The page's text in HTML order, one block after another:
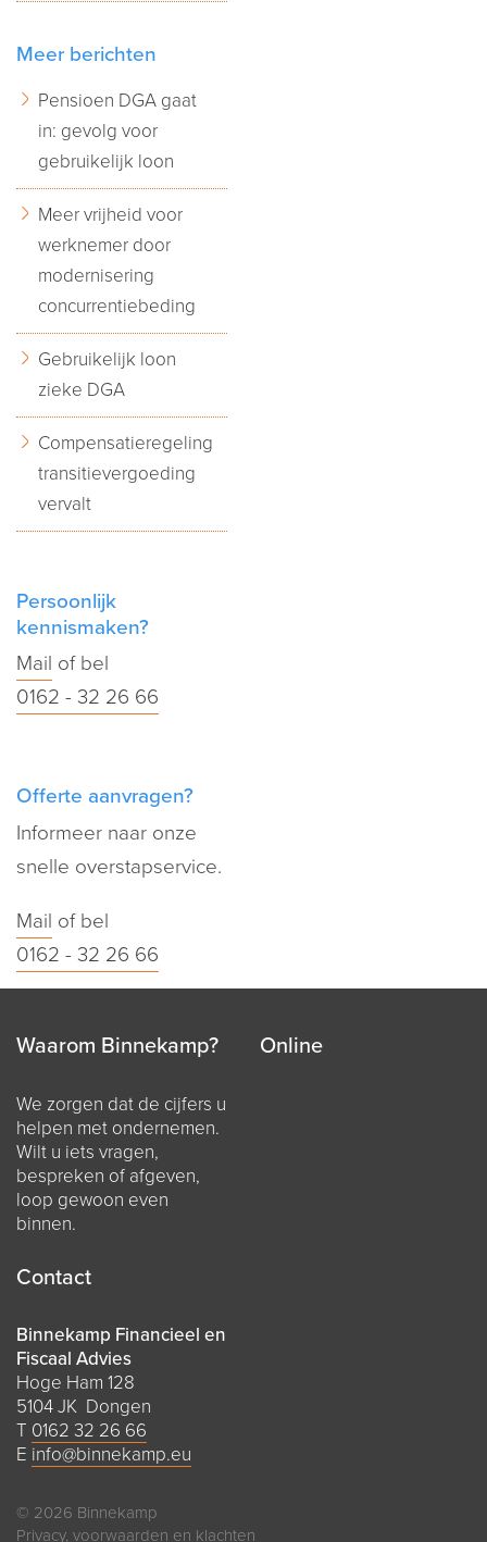
Meer berichten
Pensioen DGA gaat
in: gevolg voor
gebruikelijk loon
Meer vrijheid voor
werknemer door
modernisering
concurrentiebeding
Gebruikelijk loon
zieke DGA
Compensatieregeling
transitievergoeding
vervalt
Persoonlijk
kennismaken?
Mail of bel
0162 - 32 26 66
Offerte aanvragen?
Informeer naar onze
snelle overstapservice.
Mail of bel
0162 - 32 26 66
Waarom Binnekamp?
We zorgen dat de cijfers u
helpen met ondernemen.
Wilt u iets vragen,
bespreken of afgeven,
loop gewoon even
binnen.
Online
Contact
Binnekamp Financieel en
Fiscaal Advies
Hoge Ham 128
5104 JK Dongen
T 0162 32 26 66
E info@binnekamp.eu
© 2026 Binnekamp
Privacy, voorwaarden en klachten